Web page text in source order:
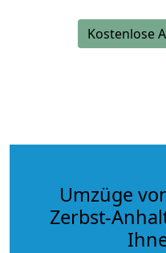
Kostenlose
Umzüge
Zerbst-